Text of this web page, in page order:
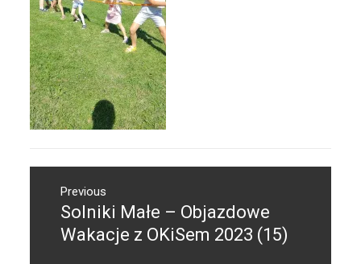
wpisuPrevious
Previous
post:
Solniki Małe – Objazdowe
Wakacje z OKiSem 2023 (15)